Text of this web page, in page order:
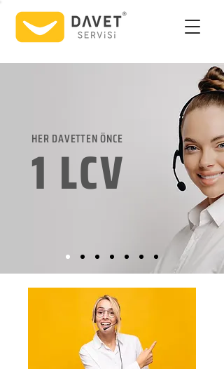
HER DAVETTEN ÖNCE
1 LCV